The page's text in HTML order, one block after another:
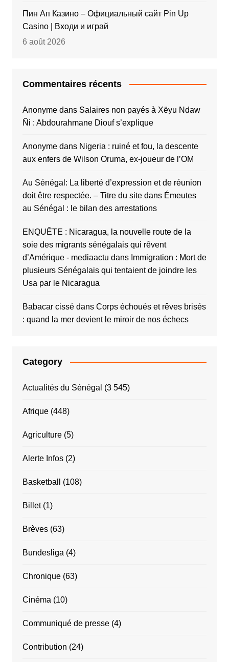
Пин Ап Казино – Официальный сайт Pin Up
Casino | Входи и играй
6 août 2026
Commentaires récents
Anonymedans Salaires non payés à Xëyu Ndaw
Ñi : Abdourahmane Diouf s’explique
Anonymedans Nigeria : ruiné et fou, la descente
aux enfers de Wilson Oruma, ex-joueur de l’OM
Au Sénégal: La liberté d’expression et de réunion
doit être respectée. – Titre du sitedans Émeutes
au Sénégal : le bilan des arrestations
ENQUÊTE : Nicaragua, la nouvelle route de la
soie des migrants sénégalais qui rêvent
d’Amérique - mediaactu dans Immigration : Mort de
plusieurs Sénégalais qui tentaient de joindre les
Usa par le Nicaragua
Babacar cissédans Corps échoués et rêves brisés
: quand la mer devient le miroir de nos échecs
Category
Actualités du Sénégal (3 545)
Afrique(448)
Agriculture(5)
Alerte Infos(2)
Basketball (108)
Billet(1)
Brèves(63)
Bundesliga (4)
Chronique(63)
Cinéma (10)
Communiqué de presse(4)
Contribution (24)